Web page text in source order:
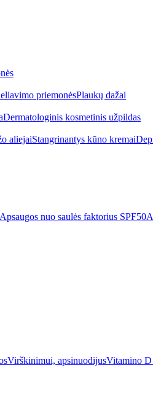
priemonėsPlaukų dažai
Dermatologinis kosmetinis užpildas
aliejaiStangrinantys kūno kremai
Apsaugos nuo saulės faktorius SPF50
Virškinimui, apsinuodijusVitamino D